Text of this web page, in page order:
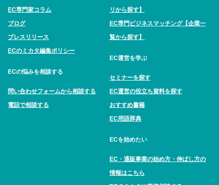
EC専門家コラム
ブログ
プレスリリース
ECのミカタ編集ポリシー
ECの悩みを相談する
問い合わせフォームから相談する
電話で相談する
リから探す】
EC専門ビジネスマッチング【企業一
覧から探す】
EC運営を学ぶ
セミナーを探す
EC運営の役立ち資料を探す
おすすめ書籍
EC用語辞典
ECを始めたい
EC・通販事業の始め方・伸ばし方の
情報はこちら